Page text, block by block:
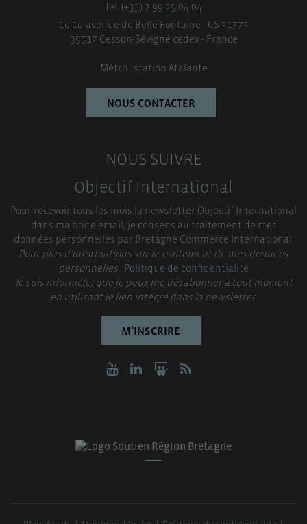
Tél. (+33) 2 99 25 04 04
1c-1d avenue de Belle Fontaine - CS 31773
35517 Cesson-Sévigné cedex - France
Métro : station Atalante
NOUS CONTACTER
NOUS SUIVRE
Objectif International
Pour recevoir tous les mois la newsletter Objectif International
dans ma boite email, je consens au traitement de mes
données personnelles par Bretagne Commerce International.
Pour plus d’informations sur le traitement de mes données
personnelles :Politique de confidentialité
Je suis informé(e) que je peux me désabonner à tout moment
en utilisant le lien intégré dans la newsletter.
M’INSCRIRE